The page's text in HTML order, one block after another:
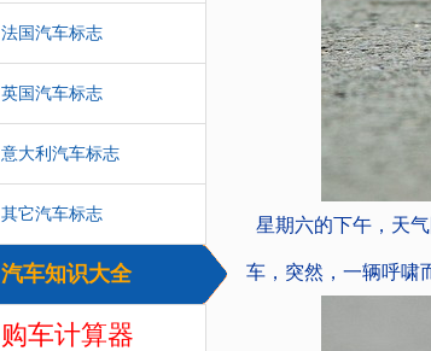
法国汽车标志
英国汽车标志
意大利汽车标志
其它汽车标志
汽车知识大全
购车计算器
星期六的下午，天
车，突然，一辆呼啸